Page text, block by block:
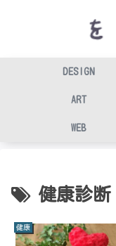
DESIGN
ART
WEB
健康診断
健康